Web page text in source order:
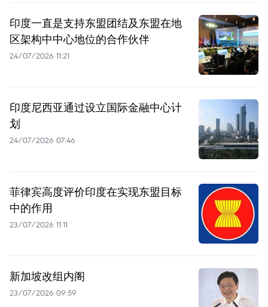
印度一直是支持东盟团结及东盟在地
区架构中中心地位的合作伙伴
24/07/2026 11:21
印度尼西亚通过设立国际金融中心计
划
24/07/2026 07:46
菲律宾高度评价印度在实现东盟目标
中的作用
23/07/2026 11:11
新加坡改组内阁
23/07/2026 09:59